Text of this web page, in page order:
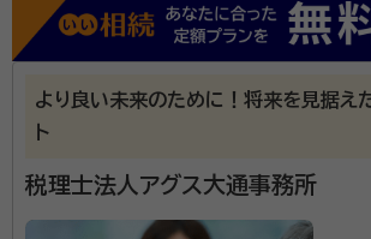
感じている方でも安心して相談できるよ
ートを心がけ、一人ひとり適切なサービ
ます。
より良い未来のために！将来を見据え
ト
税理士法人アグス大通事務所